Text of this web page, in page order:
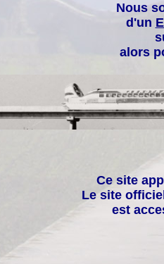
Nous
d'un
alors
Ce site
Le site
est